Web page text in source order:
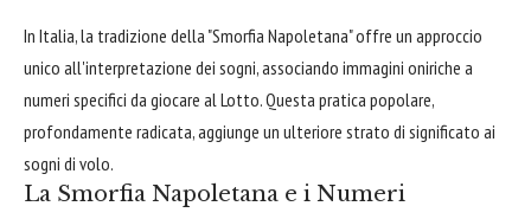
In Italia, la tradizione della "Smorfia Napoletana" offre un approccio
unico all'interpretazione dei sogni, associando immagini oniriche a
numeri specifici da giocare al Lotto. Questa pratica popolare,
profondamente radicata, aggiunge un ulteriore strato di significato ai
sogni di volo.
La Smorfia Napoletana e i Numeri